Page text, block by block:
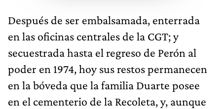
Después de ser embalsamada, enterrada
en las oficinas centrales de la CGT; y
secuestrada hasta el regreso de Perón al
poder en 1974, hoy sus restos permanecen
en la bóveda que la familia Duarte posee
en el cementerio de la Recoleta, y, aunque